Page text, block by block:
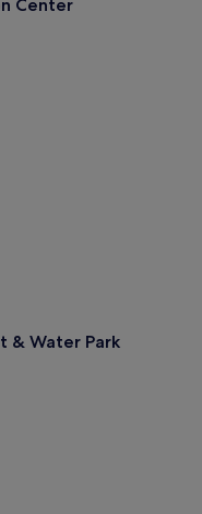
Center
& Water Park
Water Park